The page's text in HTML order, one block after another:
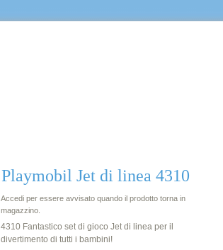
Playmobil Jet di linea 4310
Accedi per essere avvisato quando il prodotto torna in
magazzino.
4310 Fantastico set di gioco Jet di linea per il
divertimento di tutti i bambini!